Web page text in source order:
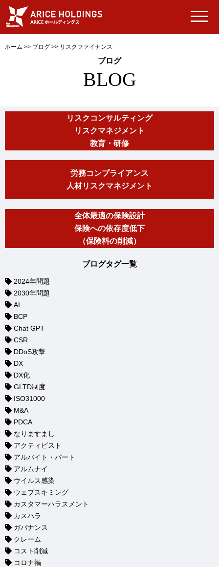
ホーム >> ブログ >> リスクファイナンス
ブログ
BLOG
リスクコンサルティング
リスクマネジメント
教育・研修
労務コンプライアンス
人材リスクマネジメント
全体最適の保険設計
保険への依存度低下
（保険料の削減）
ブログタグ一覧
2024年問題
2030年問題
AI
BCP
Chat GPT
CSR
DDoS攻撃
DX
DX化
GLTD制度
ISO31000
M&A
PDCA
なりますまし
アクティビスト
アルバイト・パート
アルムナイ
ウイルス感染
ウェブスキミング
カスタマーハラスメント
カスハラ
ガバナンス
クレーム
コスト削減
コロナ禍